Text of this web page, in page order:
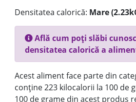
Densitatea calorică: Mare
Află cum poți slăbi
densitatea calorică a
Acest aliment face parte din
conține 223 kilocalorii la 100 de
100 de grame din acest produs